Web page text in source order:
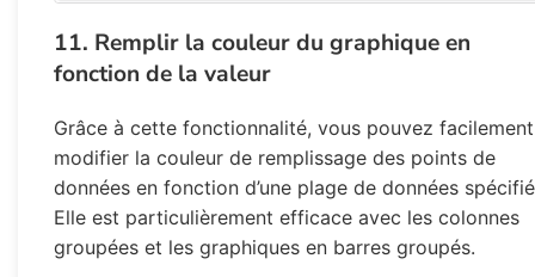
11. Remplir la couleur du graphique en
fonction de la valeur
Grâce à cette fonctionnalité, vous pouvez facilement
modifier la couleur de remplissage des points de
données en fonction d’une plage de données
Elle est particulièrement efficace avec les colonnes
groupées et les graphiques en barres groupés.